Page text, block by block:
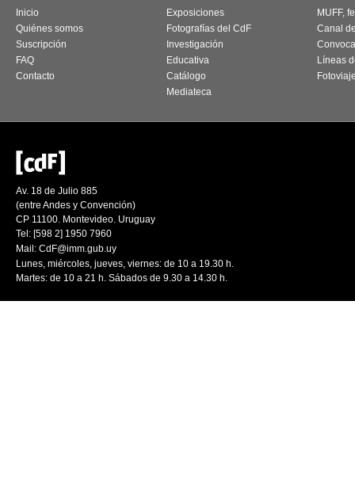
Inicio
Quiénes somos
Suscripción
FAQ
Contacto
Exposiciones
Fotografías del CdF
Investigación
Educativa
Catálogo
Mediateca
MUFF,
Canal
Líneas
Av. 18 de Julio 885
(entre Andes y Convención)
CP 11100. Montevideo. Uruguay
Tel: [598 2] 1950 7960
Mail: CdF@imm.gub.uy
Lunes, miércoles, jueves, viernes: de 10 a 19.30 h.
Martes: de 10 a 21 h. Sábados de 9.30 a 14.30 h.